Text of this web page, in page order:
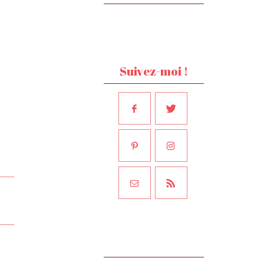
Suivez-moi !